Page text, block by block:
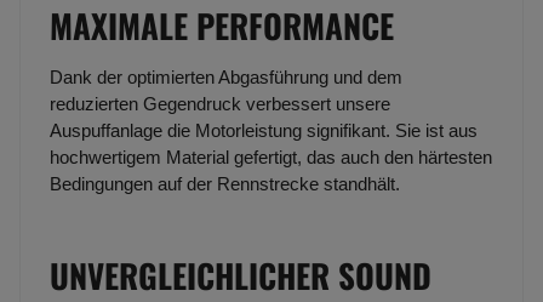
MAXIMALE PERFORMANCE
Dank der optimierten Abgasführung und dem
reduzierten Gegendruck verbessert unsere
Auspuffanlage die Motorleistung signifikant. Sie ist aus
hochwertigem Material gefertigt, das auch den härtesten
Bedingungen auf der Rennstrecke standhält.
UNVERGLEICHLICHER SOUND